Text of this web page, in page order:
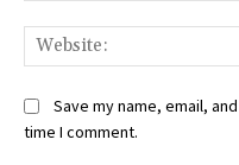
Save my name, email,
time I comment.